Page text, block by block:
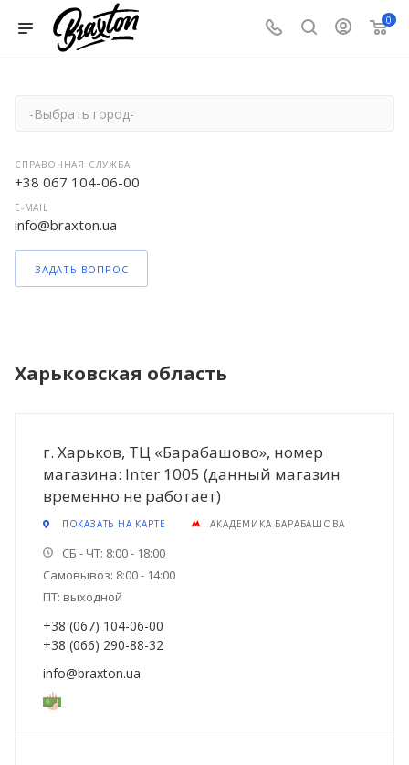
0
-Выбрать город-
СПРАВОЧНАЯ СЛУЖБА
+38 067 104-06-00
E-MAIL
info@braxton.ua
ЗАДАТЬ ВОПРОС
Харьковская область
г. Харьков, ТЦ «Барабашово», номер
магазина: Inter 1005 (данный магазин
временно не работает)
ПОКАЗАТЬ НА КАРТЕ АКАДЕМИКА БАРАБАШОВА
СБ - ЧТ: 8:00 - 18:00
Самовывоз: 8:00 - 14:00
ПТ: выходной
+38 (067) 104-06-00
+38 (066) 290-88-32
info@braxton.ua